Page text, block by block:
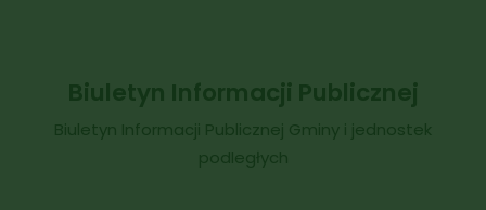
Biuletyn Informacji Publicznej
Biuletyn Informacji Publicznej Gminy i jednostek
podległych